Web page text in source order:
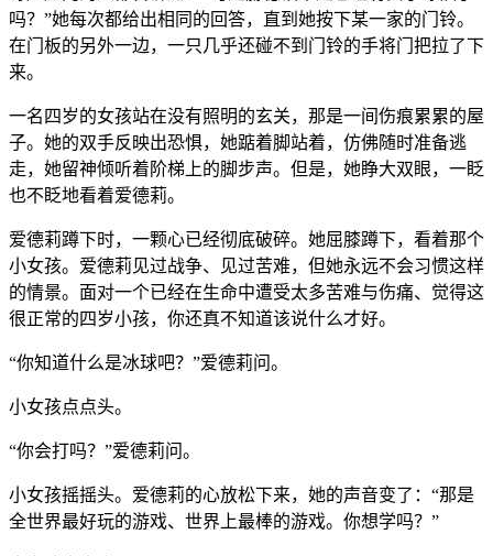
吗？”她每次都给出相同的回答，直到她按下某一家的门铃。
在门板的另外一边，一只几乎还碰不到门铃的手将门把拉了下
来。
一名四岁的女孩站在没有照明的玄关，那是一间伤痕累累的屋
子。她的双手反映出恐惧，她踮着脚站着，仿佛随时准备逃
走，她留神倾听着阶梯上的脚步声。但是，她睁大双眼，一眨
也不眨地看着爱德莉。
爱德莉蹲下时，一颗心已经彻底破碎。她屈膝蹲下，看着那个
小女孩。爱德莉见过战争、见过苦难，但她永远不会习惯这样
的情景。面对一个已经在生命中遭受太多苦难与伤痛、觉得这
很正常的四岁小孩，你还真不知道该说什么才好。
“你知道什么是冰球吧？”爱德莉问。
小女孩点点头。
“你会打吗？”爱德莉问。
小女孩摇摇头。爱德莉的心放松下来，她的声音变了：“那是
全世界最好玩的游戏、世界上最棒的游戏。你想学吗？”